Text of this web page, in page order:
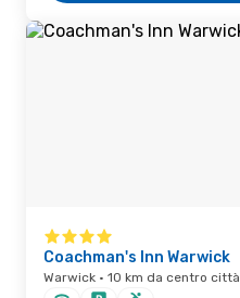
Coachman's Inn Warwick
Warwick · 10 km da centro città